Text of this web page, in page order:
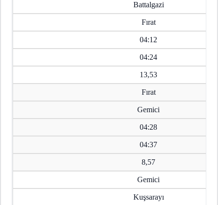
Battalgazi
Fırat
04:12
04:24
13,53
Fırat
Gemici
04:28
04:37
8,57
Gemici
Kuşsarayı